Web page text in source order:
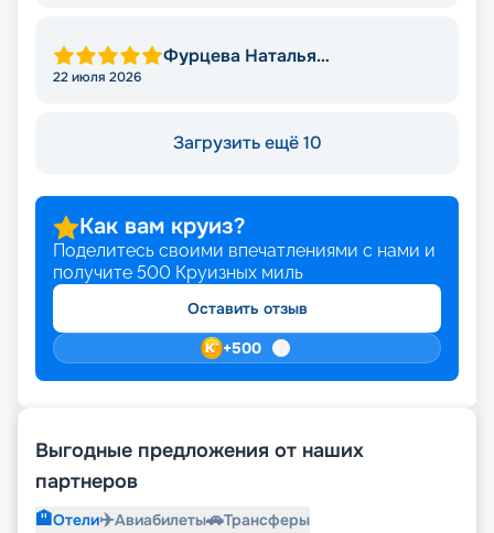
Фурцева Наталья
22 июля 2026
Загрузить ещё 10
Как вам круиз?
Поделитесь своими впечатлениями с нами и
получите 500 Круизных миль
Оставить отзыв
+500
Выгодные предложения от наших
партнеров
🏨Отели✈️Авиабилеты🚗Трансферы